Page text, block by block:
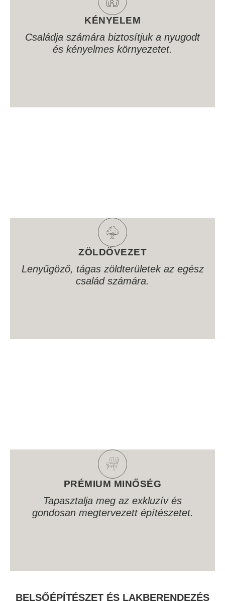
KÉNYELEM
Családja számára biztosítjuk a nyugodt
és kényelmes környezetet.
ZÖLDÖVEZET
Lenyűgöző, tágas zöldterületek az egész
család számára.
PRÉMIUM MINŐSÉG
Tapasztalja meg az exkluzív és
gondosan megtervezett építészetet.
BELSŐÉPÍTÉSZET ÉS LAKBERENDEZÉS